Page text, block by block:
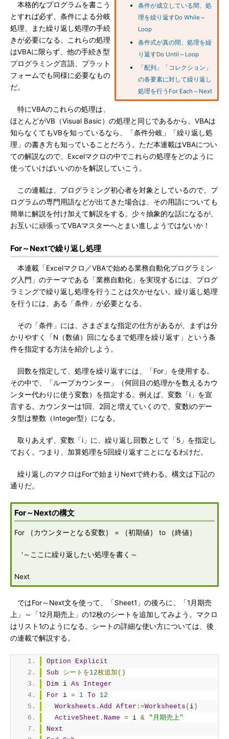
条件が成立している間、処
理を繰り返すDo While～
Loop
条件式が真の間、処理を繰
り返すDo Until～Loop
「配列」「コレクション」
の各要素に対して繰り返し
処理を行うFor Each～Next
本格的なプログラムを書こう
とすれば必ず、条件による分岐
処理、また繰り返し処理の手続
きが必要になる。これらの処理
はVBAに限らず、他の手続き型
プログラミング言語、プラット
フォームでも同様に必要なもの
だ。
特にVBAのこれらの処理は、
ほとんどがVB（Visual Basic）の処理と同じであるから、VBAは
知らなくてもVBを知っているなら、「条件分岐」「繰り返し処
理」の書き方も知っていることだろう。ただ本連載はVBAについ
ての解説なので、Excelマクロの中でこれらの処理をどのように
使っていけばいいのかを解説していこう。
この連載は、プログラミング初心者を対象としているので、プ
ログラムの専門用語などが出てきた場合は、その用語についても
簡単に解説を付け加えて解説をする。少々抽象的な話になるが、
お互いに頑張ってVBAマスターへとまい進しようではないか！
For～Nextで繰り返し処理
本連載「Excelマクロ／VBAで始める業務自動化プログラミン
グ入門」のテーマである「業務自動化」を実現するには、プログ
ラミングで繰り返し処理を行うことは欠かせない。繰り返し処理
を行うには、ある「条件」が必要となる。
その「条件」には、さまざまな指定の仕方があるが、まずは分
かりやすく「N（数値）回になるまで処理を繰り返す」という条
件を指定する方法を紹介しよう。
回数を指定して、処理を繰り返すには、「For」を使用する。
その中で、「ループカウンター」（何回目の処理かを数えるカウ
ンター代わりに使う変数）を指定する。例えば、変数「i」を宣
言する。カウンターは1回、2回と増えていくので、変数iのデー
タ型は整数（Integer型）になる。
取りあえず、変数「i」に、繰り返し回数として「5」を指定し
ておく。つまり、加算処理を5回繰り返すことになるわけだ。
繰り返しのマクロはForで始まりNextで終わる。構文は下記の
通りだ。
For～Nextの構文
For ｛カウンターとなる変数｝ = ｛初期値｝ to ｛終値｝
'～ここに繰り返したい処理を書く～
Next
ではFor～Next文を使って、「Sheet1」の後ろに、「1月期売
上」～「12月期売上」の12枚のシートを追加してみよう。マクロ
はリスト1のようになる。シートの詳細な使い方については、後
の連載で解説する。
Option
Explicit
Sub
シートを12枚追加()
Dim i As
Integer
For i = 1 To
12
Worksheets . Add After :=Worksheets ( i)
ActiveSheet . Name = i &
"月期売上"
Next